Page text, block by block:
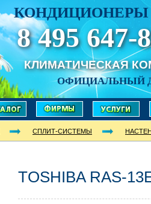
КОНДИЦИОНЕРЫ
8 495 647-
КЛИМАТИЧЕСКАЯ
ОФИЦИАЛЬНЫЙ
СПЛИТ-СИСТЕМЫ
TOSHIBA RAS-